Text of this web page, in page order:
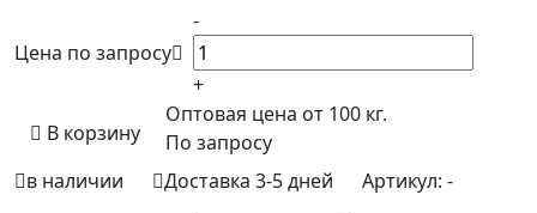
Цена по запросу
-
+
В корзину
Оптовая цена от 100 кг.
По запросу
в наличии
Доставка 3-5 дней Артикул: -